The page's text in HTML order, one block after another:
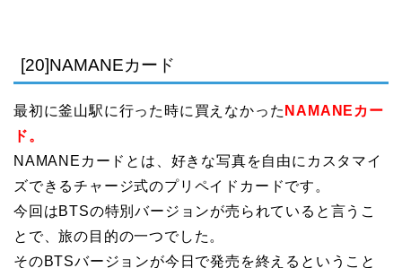
[20]NAMANEカード
最初に釜山駅に行った時に買えなかった NAMANEカー
ド。
NAMANEカードとは、好きな写真を自由にカスタマイ
ズできるチャージ式のプリペイドカードです。
今回はBTSの特別バージョンが売られていると言うこ
とで、旅の目的の一つでした。
そのBTSバージョンが今日で発売を終えるということ